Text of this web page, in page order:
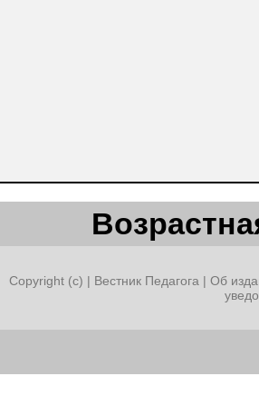
Copyright (c) | Вестник Педагога | Об